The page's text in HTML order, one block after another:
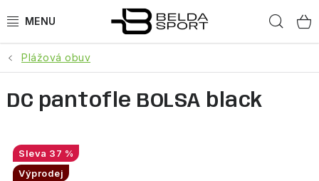
na
SPORTY
BĚH
BOGNER
Plážová obuv
DC pantofle BOLSA black
37 %
Výprodej